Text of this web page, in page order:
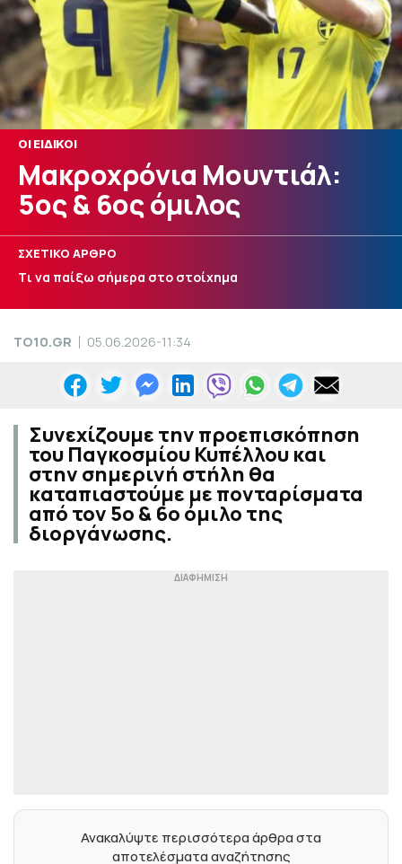
ΟΙ ΕΙΔΙΚΟΙ
Μακροχρόνια Μουντιάλ:
5ος & 6ος όμιλος
ΣΧΕΤΙΚΟ ΑΡΘΡΟ
Tι να παίξω σήμερα στο στοίχημα
TO10.GR 05.06.2026-11:34
Συνεχίζουμε την προεπισκόπηση
του Παγκοσμίου Κυπέλλου και
στην σημερινή στήλη θα
καταπιαστούμε με πονταρίσματα
από τον 5ο & 6ο όμιλο της
διοργάνωσης.
Ανακαλύψτε περισσότερα άρθρα στα
αποτελέσματα αναζήτησης